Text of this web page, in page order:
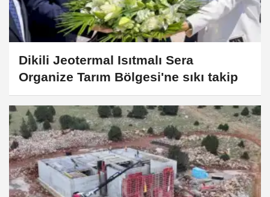
Dikili Jeotermal Isıtmalı Sera
Organize Tarım Bölgesi'ne sıkı takip